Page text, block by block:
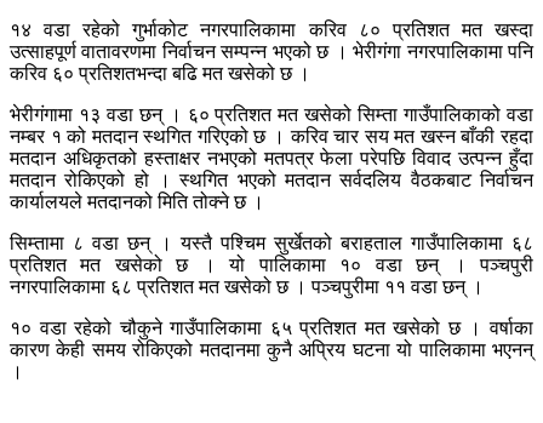
१४ वडा रहेको गुर्भाकोट नगरपालिकामा करिव ८० प्रतिशत मत खस्दा
उत्साहपूर्ण वातावरणमा निर्वाचन सम्पन्न भएको छ । भेरीगंगा नगरपालिकामा पनि
करिव ६० प्रतिशतभन्दा बढि मत खसेको छ ।
भेरीगंगामा १३ वडा छन् । ६० प्रतिशत मत खसेको सिम्ता गाउँपालिकाको वडा
नम्बर १ को मतदान स्थगित गरिएको छ । करिव चार सय मत खस्न बाँकी रहदा
मतदान अधिकृतको हस्ताक्षर नभएको मतपत्र फेला परेपछि विवाद उत्पन्न हुँदा
मतदान रोकिएको हो । स्थगित भएको मतदान सर्वदलिय वैठकबाट निर्वाचन
कार्यालयले मतदानको मिति तोक्ने छ ।
सिम्तामा ८ वडा छन् । यस्तै पश्चिम सुर्खेतको बराहताल गाउँपालिकामा ६८
प्रतिशत मत खसेको छ । यो पालिकामा १० वडा छन् । पञ्चपुरी
नगरपालिकामा ६८ प्रतिशत मत खसेको छ । पञ्चपुरीमा ११ वडा छन् ।
१० वडा रहेको चौकुने गाउँपालिकामा ६५ प्रतिशत मत खसेको छ । वर्षाका
कारण केही समय रोकिएको मतदानमा कुनै अप्रिय घटना यो पालिकामा भएनन्
।